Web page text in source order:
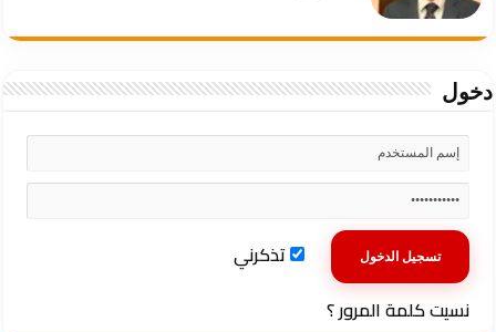
دخول
تذكرني
نسيت كلمة المرور ؟